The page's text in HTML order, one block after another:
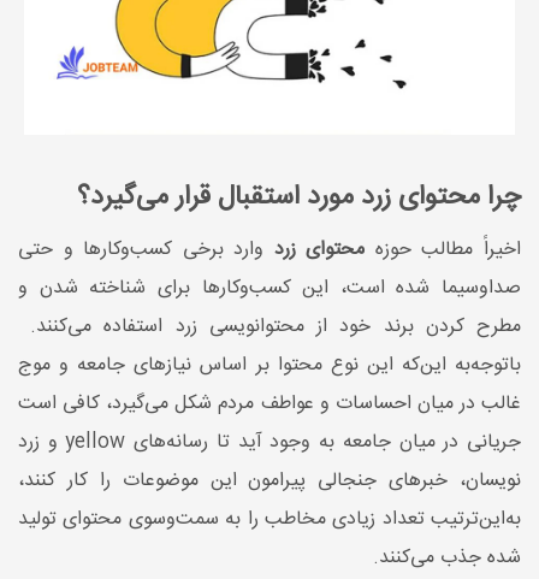
چرا محتوای زرد مورد استقبال قرار می‌گیرد؟
اخیراً مطالب حوزه محتوای زرد وارد برخی کسب‌وکارها و حتی
صداوسیما شده است، این کسب‌وکارها برای شناخته شدن و
مطرح ‌کردن برند خود از محتوانویسی زرد استفاده می‌کنند.
باتوجه‌به این‌که این نوع محتوا بر اساس نیازهای جامعه و موج
غالب در میان احساسات و عواطف مردم شکل می‌گیرد، کافی است
جریانی در میان جامعه به وجود آید تا رسانه‌های yellow و زرد
نویسان، خبرهای جنجالی پیرامون این موضوعات را کار کنند،
به‌این‌ترتیب تعداد زیادی مخاطب را به سمت‌وسوی محتوای تولید
شده جذب می‌کنند.